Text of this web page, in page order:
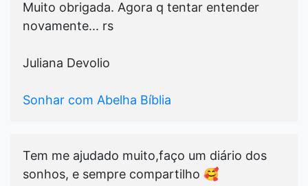
Muito obrigada. Agora q tentar entender
novamente... rs
Juliana Devolio
Sonhar com Abelha Bíblia
Tem me ajudado muito,faço um diário dos
sonhos, e sempre compartilho 🥰